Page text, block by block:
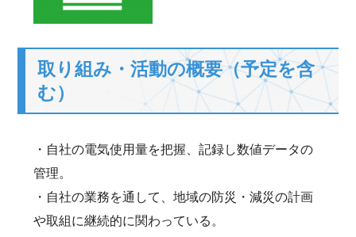
取り組み・活動の概要（予定を含
む）
・自社の電気使用量を把握、記録し数値データの
管理。
・自社の業務を通して、地域の防災・減災の計画
や取組に継続的に関わっている。